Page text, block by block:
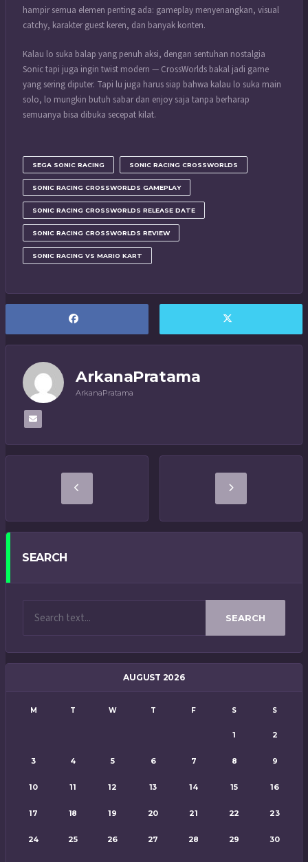
hampir semua elemen penting ada: gameplay menyenangkan, visual
catchy, karakter guest keren, dan banyak konten.
Kalau lo suka balap yang penuh aksi, dengan sentuhan nostalgia
Sonic tapi juga ingin twist modern — CrossWorlds bakal jadi game
yang sering diputer. Tapi lu juga harus siap bahwa kalau lo suka main
solo, lo mungkin butuh sabar dan enjoy saja tanpa berharap
semuanya bisa dibuka secepat kilat.
SEGA SONIC RACING SONIC RACING CROSSWORLDS
SONIC RACING CROSSWORLDS GAMEPLAY
SONIC RACING CROSSWORLDS RELEASE DATE
SONIC RACING CROSSWORLDS REVIEW
SONIC RACING VS MARIO KART
ArkanaPratama
ArkanaPratama
SEARCH
SEARCH
AUGUST 2026
M T W T F S S
1 2
3 4 5 6 7 8 9
10 11 12 13 14 15 16
17 18 19 20 21 22 23
24 25 26 27 28 29 30